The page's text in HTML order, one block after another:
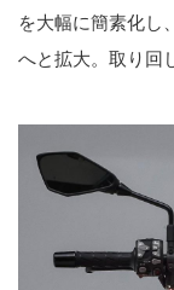
を大幅に簡素化し
へと拡大。取り回